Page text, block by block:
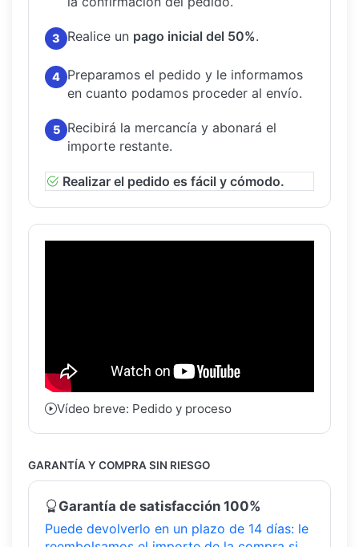
3 Realice un pago inicial del 50%.
4 Preparamos el pedido y le informamos
en cuanto podamos proceder al envío.
5
Recibirá la mercancía y abonará el
importe restante.
Realizar el pedido es fácil y cómodo.
Vídeo breve: Pedido y proceso
GARANTÍA Y COMPRA SIN RIESGO
Garantía de satisfacción 100%
Puede devolverlo en un plazo de 14 días: le